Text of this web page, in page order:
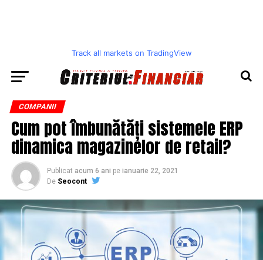
Track all markets on TradingView
COMPANII
Cum pot îmbunătăți sistemele ERP
dinamica magazinelor de retail?
Publicat acum 6 ani pe ianuarie 22, 2021
De Seocont